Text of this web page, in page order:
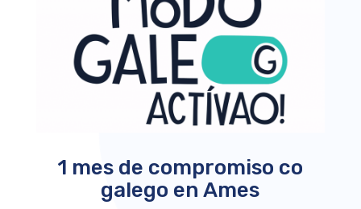
1 mes de compromiso co
galego en Ames